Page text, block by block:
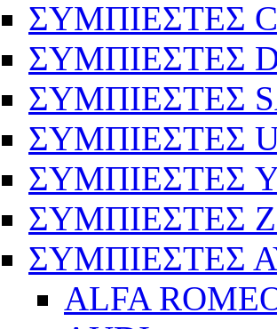
ΣΥΜΠΙΕΣΤΕΣ
ΣΥΜΠΙΕΣΤΕΣ
ΣΥΜΠΙΕΣΤΕΣ
ΣΥΜΠΙΕΣΤΕΣ
ΣΥΜΠΙΕΣΤΕΣ
ΣΥΜΠΙΕΣΤΕΣ
ΣΥΜΠΙΕΣΤΕΣ
ALFA